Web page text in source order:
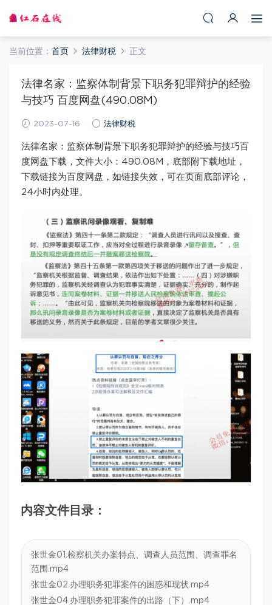
当前位置： 首页 法律财税 正文
法律名家：监察体制背景下职务犯罪辩护的经验
与技巧 百度网盘(490.08M)
2023-07-16 法律财税
法律名家：监察体制背景下职务犯罪辩护的经验与技巧百
度网盘下载，文件大小：490.08M，底部附下载地址，
下载链接为百度网盘，如链接失效，可在页面底部评论，
24小时内处理。
内容文件目录：
张世金01.检察机关办案特点、调查人员范围、调查罪名
范围.mp4
张世金02.办理职务犯罪案件的困惑和现状.mp4
张世金04.办理职务犯罪案件的出路（下）.mp4